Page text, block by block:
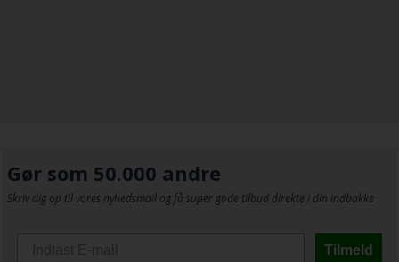
Gør som 50.000 andre
Skriv dig op til vores nyhedsmail og få super gode tilbud direkte i din indbakke
Tilmeld